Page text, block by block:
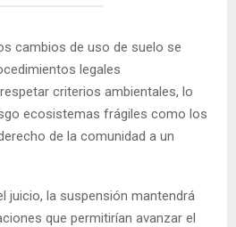
cambios de uso de suelo se
legales
criterios ambientales, lo
ecosistemas frágiles como los
de la comunidad a un
juicio, la suspensión mantendrá
que permitirían avanzar el